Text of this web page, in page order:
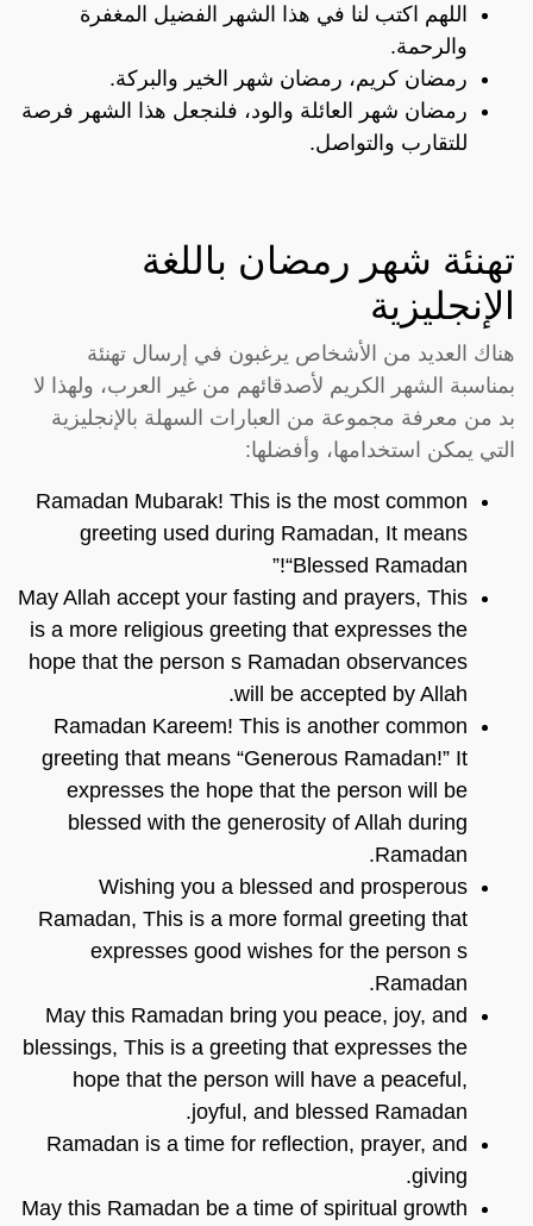
اللهم اكتب لنا في هذا الشهر الفضيل المغفرة
والرحمة.
رمضان كريم، رمضان شهر الخير والبركة.
رمضان شهر العائلة والود، فلنجعل هذا الشهر فرصة
للتقارب والتواصل.
تهنئة شهر رمضان باللغة
الإنجليزية
هناك العديد من الأشخاص يرغبون في إرسال تهنئة
بمناسبة الشهر الكريم لأصدقائهم من غير العرب، ولهذا لا
بد من معرفة مجموعة من العبارات السهلة بالإنجليزية
التي يمكن استخدامها، وأفضلها:
Ramadan Mubarak! This is the most common
greeting used during Ramadan, It means
“Blessed Ramadan!”
May Allah accept your fasting and prayers, This
is a more religious greeting that expresses the
hope that the person s Ramadan observances
will be accepted by Allah.
Ramadan Kareem! This is another common
greeting that means “Generous Ramadan!” It
expresses the hope that the person will be
blessed with the generosity of Allah during
Ramadan.
Wishing you a blessed and prosperous
Ramadan, This is a more formal greeting that
expresses good wishes for the person s
Ramadan.
May this Ramadan bring you peace, joy, and
blessings, This is a greeting that expresses the
hope that the person will have a peaceful,
joyful, and blessed Ramadan.
Ramadan is a time for reflection, prayer, and
giving.
May this Ramadan be a time of spiritual growth